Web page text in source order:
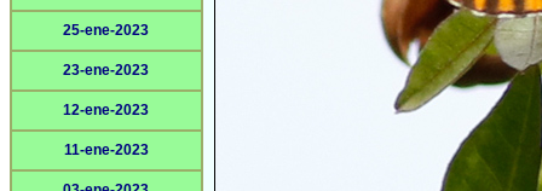
25-ene-2023
23-ene-2023
12-ene-2023
11-ene-2023